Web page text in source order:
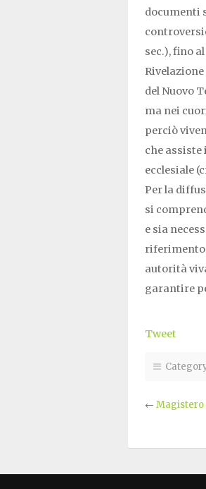
documenti
sec.), fino
del Nuovo
ma nei
perciò
che assiste
ecclesiale
Per la
si
e sia
riferimento
autorità
garantire
Tweet
← Magistero